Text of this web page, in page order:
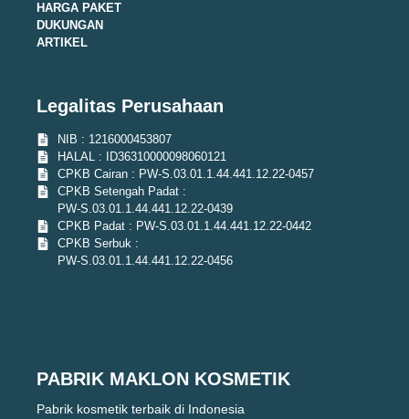
HARGA PAKET
DUKUNGAN
ARTIKEL
Legalitas Perusahaan
NIB : 1216000453807
HALAL : ID36310000098060121
CPKB Cairan : PW-S.03.01.1.44.441.12.22-0457
CPKB Setengah Padat :
PW-S.03.01.1.44.441.12.22-0439
CPKB Padat : PW-S.03.01.1.44.441.12.22-0442
CPKB Serbuk :
PW-S.03.01.1.44.441.12.22-0456
PABRIK MAKLON KOSMETIK
Pabrik kosmetik terbaik di Indonesia